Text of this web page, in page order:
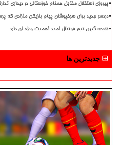
پیروزی استقلال مقابل همنام خوزستانی در دیداری
دردسر جدید برای سرخپوشان پیام بازیکن مازادی که
نتیجه گیری تیم فوتبال امید اهمیت ویژه ای دارد
جدیدترین ها